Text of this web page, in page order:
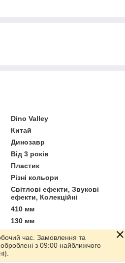
Dino Valley
Китай
Динозавр
Від 3 років
Пластик
Різні кольори
Світлові ефекти, Звукові
ефекти, Колекційні
410 мм
130 мм
500 г
час. Замовлення та
з 09:00 найближчого